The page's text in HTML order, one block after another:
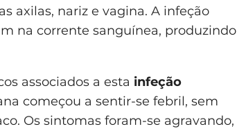
axilas, nariz e vagina. A infeção
na corrente sanguínea, produzindo
associados a esta infeção
começou a sentir-se febril, sem
Os sintomas foram-se agravando,